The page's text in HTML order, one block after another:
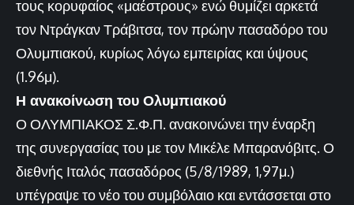
τους κορυφαίος «μαέστρους» ενώ θυμίζει αρκετά
τον Ντράγκαν Τράβιτσα, τον πρώην πασαδόρο του
Ολυμπιακού, κυρίως λόγω εμπειρίας και ύψους
(1.96μ).
Η ανακοίνωση του Ολυμπιακού
Ο ΟΛΥΜΠΙΑΚΟΣ Σ.Φ.Π. ανακοινώνει την έναρξη
της συνεργασίας του με τον Μικέλε Μπαρανόβιτς. Ο
διεθνής Ιταλός πασαδόρος (5/8/1989, 1,97μ.)
υπέγραψε το νέο του συμβόλαιο και εντάσσεται στο